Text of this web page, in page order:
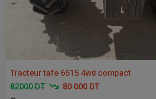
Tracteur tafe 6515 4wd compact
82000 DT
80 000 DT